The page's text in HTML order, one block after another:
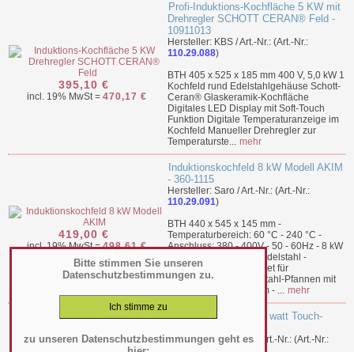
Bitte stimmen Sie unseren
Datenschutzbestimmungen zu.
zu unseren Datenschutzbestimmungen geht es
395,10 €
incl. 19% MwSt = 470,17 €
Profi-Induktions-Kochfläche 5 KW mit
Drehregler SCHOTT CERAN® Feld -
10911013
Hersteller: KBS / Art.-Nr.: (Art.-Nr.:
110.29.088)
BTH 405 x 525 x 185 mm 400 V, 5,0 kW 1
Kochfeld rund Edelstahlgehäuse Schott-
Ceran® Glaskeramik-Kochfläche
Digitales LED Display mit Soft-Touch
Funktion Digitale Temperaturanzeige im
Kochfeld Manueller Drehregler zur
Temperaturste... mehr
419,00 €
incl. 19% MwSt =498,61 €
Induktionskochfeld 8 kW Modell AKIM
- 360-1115
Hersteller: Saro / Art.-Nr.: (Art.-Nr.:
110.29.091)
BTH 440 x 545 x 145 mm -
Temperaturbereich: 60 °C - 240 °C -
Anschluss: 380 - 400V - 50 - 60Hz - 8 kW
- Material: (Gehäuse) Edelstahl -
Induktionsfeld - Geeignet für
induktionsfähige Edelstahl-Pfannen mit
einem Ø von 14 - 34 cm - ... mehr
Induktionsplatte 2500 watt Touch-
Hersteller: Diamond / Art.-Nr.: (Art.-Nr.: